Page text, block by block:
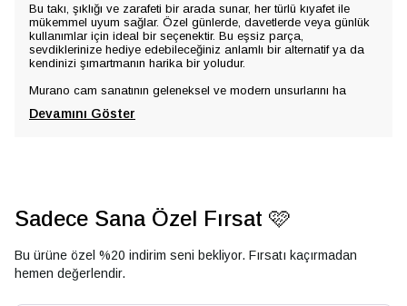
Bu takı, şıklığı ve zarafeti bir arada sunar, her türlü kıyafet ile
mükemmel uyum sağlar. Özel günlerde, davetlerde veya günlük
kullanımlar için ideal bir seçenektir. Bu eşsiz parça,
sevdiklerinize hediye edebileceğiniz anlamlı bir alternatif ya da
kendinizi şımartmanın harika bir yoludur.
Murano cam sanatının geleneksel ve modern unsurlarını ha
Devamını Göster
Sadece Sana Özel Fırsat 🩷
Bu ürüne özel %20 indirim seni bekliyor. Fırsatı kaçırmadan
hemen değerlendir.